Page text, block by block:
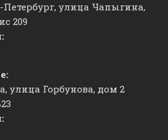
Петербург, улица Чапыгина,
209
улица Горбунова, дом 2